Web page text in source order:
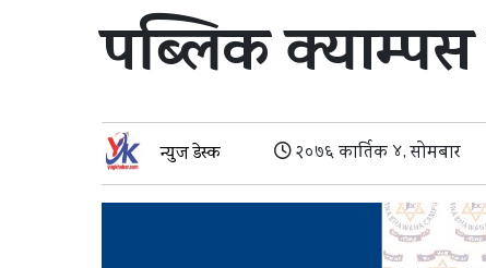
पब्लिक
न्युज डेस्क २०७६ कार्तिक ४, सोमबार